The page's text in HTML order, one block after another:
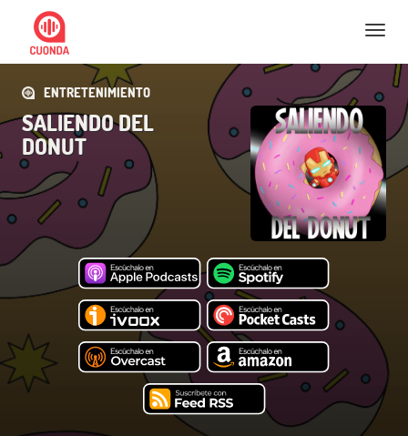
Nav
ENTRETENIMIENTO
SALIENDO DEL
DONUT